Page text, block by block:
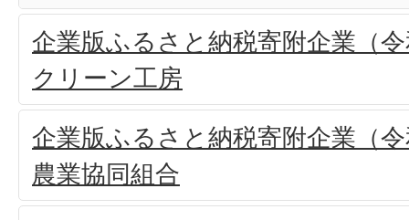
企業版ふるさと納税寄附企業（
クリーン工房
企業版ふるさと納税寄附企業（
農業協同組合